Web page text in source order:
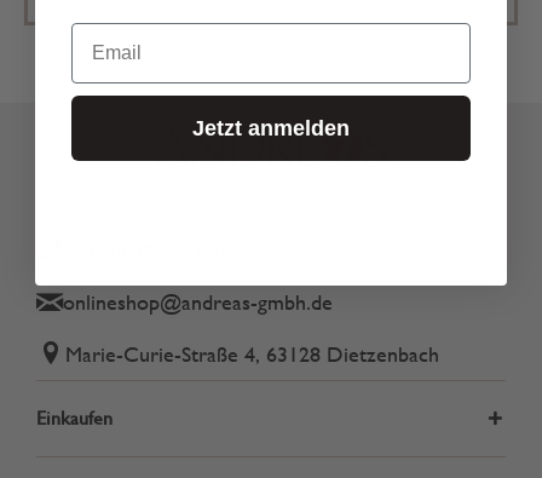
onlineshop@andreas-gmbh.de
Marie-Curie-Straße 4, 63128 Dietzenbach
Einkaufen
Email
Jetzt anmelden